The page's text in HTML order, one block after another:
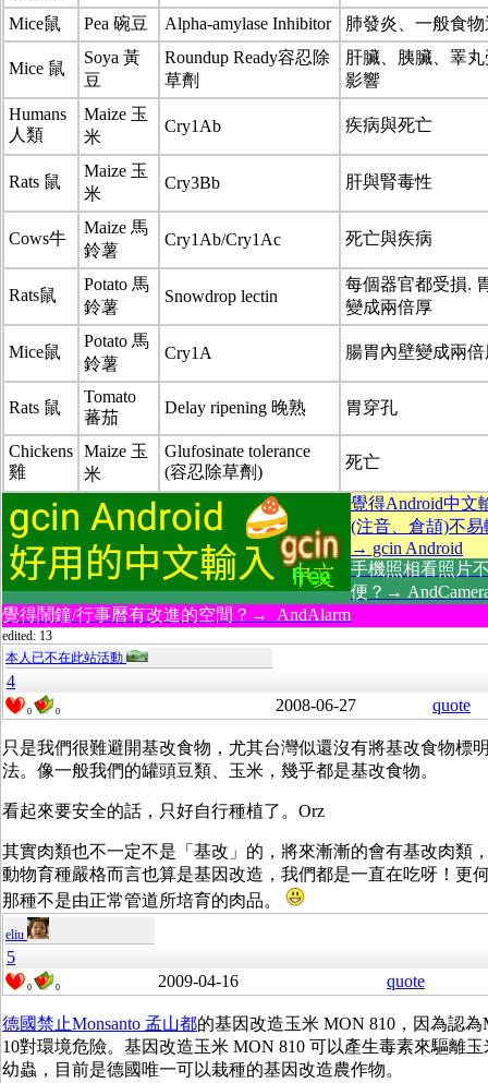
Mice鼠
Pea 碗豆 Alpha-amylase Inhibitor 肺發炎、一般食
Mice 鼠
Soya 黃
豆
Roundup Ready容忍除
草劑
肝臟、胰臟、睪
影響
Humans
人類
Maize 玉
米
Cry1Ab 疾病與死亡
Rats 鼠
Maize 玉
米
Cry3Bb 肝與腎毒性
Cows牛
Maize 馬
鈴薯
Cry1Ab/Cry1Ac 死亡與疾病
Rats鼠
Potato 馬
鈴薯
Snowdrop lectin
每個器官都受損.
變成兩倍厚
Mice鼠
Potato 馬
鈴薯
Cry1A 腸胃內壁變成兩倍
Rats 鼠
Tomato
蕃茄
Delay ripening 晚熟 胃穿孔
Chickens
雞
Maize 玉
米
Glufosinate tolerance
(容忍除草劑)
死亡
覺得Android中文
(注音、倉頡)不易
→ gcin Android
手機照相看照片
便？→
覺得鬧鐘/行事曆有改進的空間？→ AndAlarm
edited: 13
本人已不在此站活動
4
0 0 2008-06-27 quote
只是我們很難避開基改食物，尤其台灣似還沒有將基改食物標
法。像一般我們的罐頭豆類、玉米，幾乎都是基改食物。
看起來要安全的話，只好自行種植了。Orz
其實肉類也不一定不是「基改」的，將來漸漸的會有基改肉類
動物育種嚴格而言也算是基因改造，我們都是一直在吃呀！更
那種不是由正常管道所培育的肉品。
eliu
5
0 0 2009-04-16 quote
德國禁止Monsanto 孟山都的基因改造玉米 MON 810，因為認為
10對環境危險。基因改造玉米 MON 810 可以產生毒素來驅離
幼蟲，目前是德國唯一可以栽種的基因改造農作物。